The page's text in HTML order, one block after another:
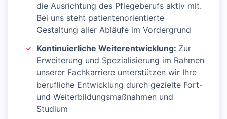
die Ausrichtung des Pflegeberufs aktiv mit.
Bei uns steht patientenorientierte
Gestaltung aller Abläufe im Vordergrund
Kontinuierliche Weiterentwicklung: Zur
Erweiterung und Spezialisierung im Rahmen
unserer Fachkarriere unterstützen wir Ihre
berufliche Entwicklung durch gezielte Fort-
und Weiterbildungsmaßnahmen und
Studium